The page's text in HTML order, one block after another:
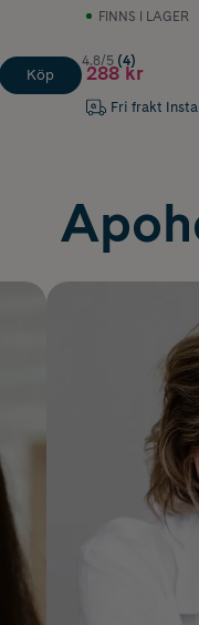
Köp
FINNS I LAGER
4.8/5 (4)
288 kr
Fri frakt